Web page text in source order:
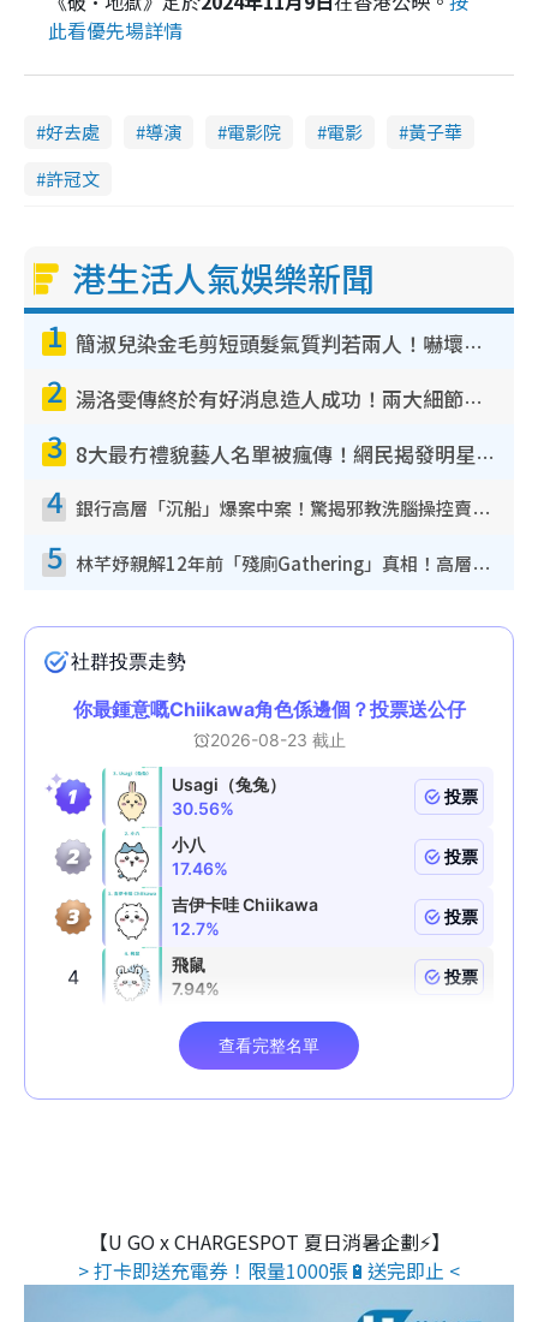
此看優先場詳情
好去處 導演 電影院 電影
黃子華
許冠文
港生活人氣娛樂新聞
1 簡淑兒染金毛剪短頭髮氣質判若兩人！嚇壞老公麥大力都認唔出：「你做咩事？」
2 湯洛雯傳終於有好消息造人成功！兩大細節曝孕味極濃惹猜測：大肚婆先會咁！
3 8大最冇禮貌藝人名單被瘋傳！網民揭發明星真面目 一致數臭呢位係無品天花板？
4 銀行高層「沉船」爆案中案！驚揭邪教洗腦操控賣淫被吞600萬 幕後黑手講多錯多
5 林芊妤親解12年前「殘廁Gathering」真相！高層解約一句話重創尊嚴至今拒返TVB
【U GO x CHARGESPOT 夏日消暑企劃⚡】
> 打卡即送充電券！限量1000張🔋送完即止 <